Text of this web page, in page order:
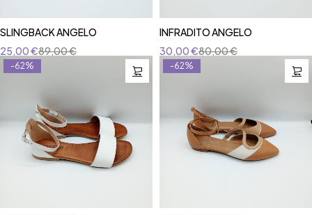
SLINGBACK ANGELO
89,00€
25,00€
INFRADITO ANGELO
80,00€
30,00€
-62% -62%